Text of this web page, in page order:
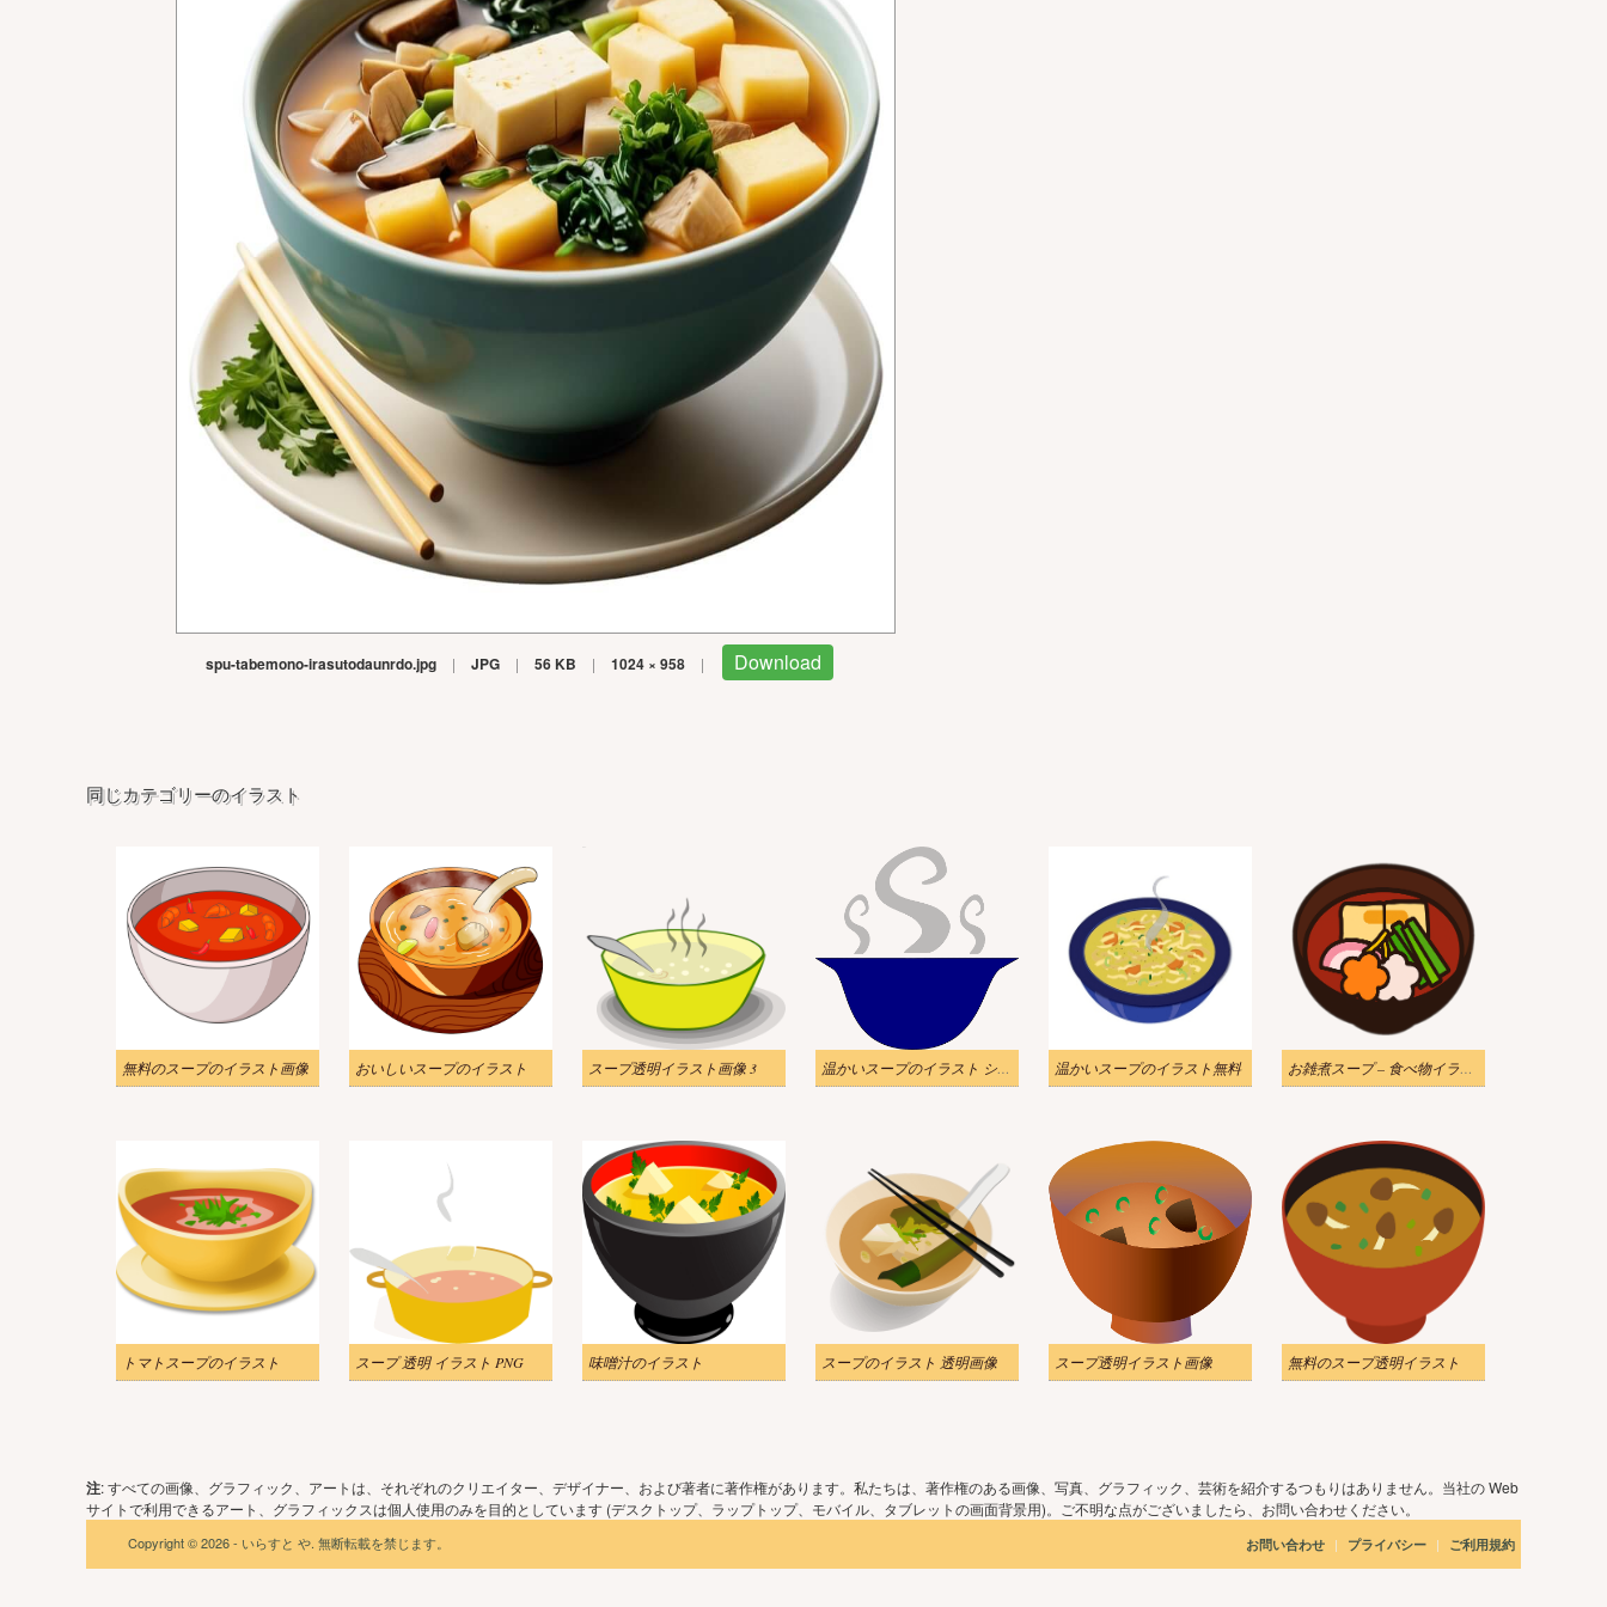
spu-tabemono-irasutodaunrdo.jpg | JPG | 56 KB | 1024 × 958 | Download
同じカテゴリーのイラスト
無料のスープのイラスト画像 おいしいスープのイラスト スープ透明イラスト画像 3 温かいスープのイラスト シンプル 透明 温かいスープのイラスト無料 お雑煮スープ – 食べ物イラストPNG無料
トマトスープのイラスト スープ 透明 イラスト PNG 味噌汁のイラスト スープのイラスト 透明画像 スープ透明イラスト画像 無料のスープ透明イラスト
注: すべての画像、グラフィック、アートは、それぞれのクリエイター、デザイナー、および著者に著作権があります。私たちは、著作権のある画像、写真、グラフィック、芸術を紹介するつもりはありません。当社の Web
サイトで利用できるアート、グラフィックスは個人使用のみを目的としています (デスクトップ、ラップトップ、モバイル、タブレットの画面背景用)。ご不明な点がございましたら、お問い合わせください。
Copyright © 2026 - いらすと や. 無断転載を禁じます。 お問い合わせ | プライバシー | ご利用規約